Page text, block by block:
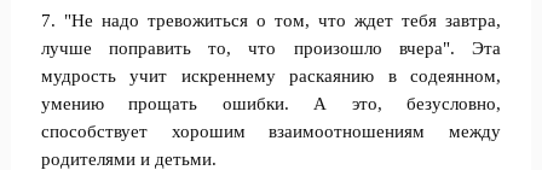
7. "Не надо тревожиться о том, что ждет тебя завтра,
лучше поправить то, что произошло вчера". Эта
мудрость учит искреннему раскаянию в содеянном,
умению прощать ошибки. А это, безусловно,
способствует хорошим взаимоотношениям между
родителями и детьми.